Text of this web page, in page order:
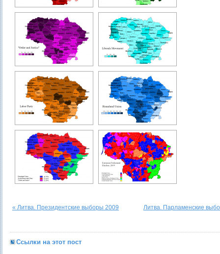
« Литва. Президентские выборы 2009 Литва. Парламенские
Ссылки на этот пост